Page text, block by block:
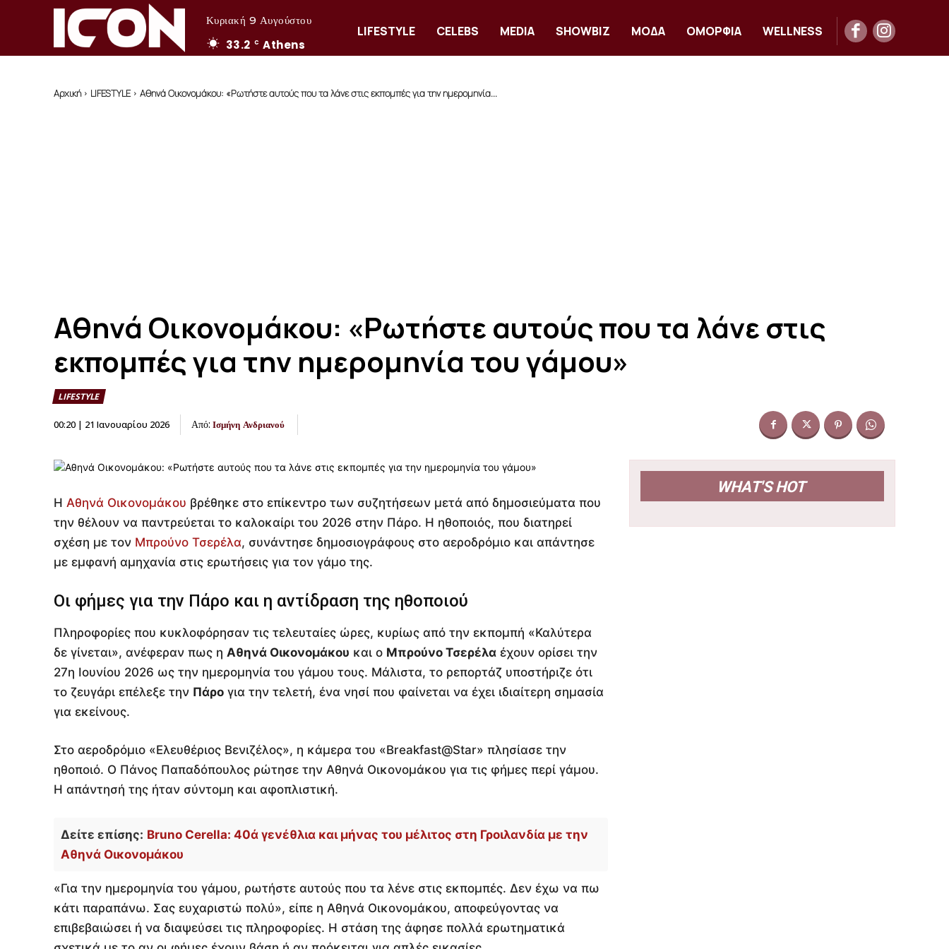
Κυριακή 9 Αυγούστου
33.2 C Athens
LIFESTYLE CELEBS MEDIA SHOWBIZ ΜΟΔΑ ΟΜΟΡΦΙΑ WELLNESS
Αρχική LIFESTYLE Αθηνά Οικονομάκου: «Ρωτήστε αυτούς που τα λάνε στις εκπομπές για την ημερομηνία...
Αθηνά Οικονομάκου: «Ρωτήστε αυτούς που τα λάνε στις
εκπομπές για την ημερομηνία του γάμου»
LIFESTYLE
00:20 | 21 Ιανουαρίου 2026 Από: Ισμήνη Ανδριανού
Η Αθηνά Οικονομάκου βρέθηκε στο επίκεντρο των συζητήσεων μετά από δημοσιεύματα που
την θέλουν να παντρεύεται το καλοκαίρι του 2026 στην Πάρο. Η ηθοποιός, που διατηρεί
σχέση με τον Μπρούνο Τσερέλα, συνάντησε δημοσιογράφους στο αεροδρόμιο και απάντησε
με εμφανή αμηχανία στις ερωτήσεις για τον γάμο της.
Οι φήμες για την Πάρο και η αντίδραση της ηθοποιού
Πληροφορίες που κυκλοφόρησαν τις τελευταίες ώρες, κυρίως από την εκπομπή «Καλύτερα
δε γίνεται», ανέφεραν πως η Αθηνά Οικονομάκου και ο Μπρούνο Τσερέλα έχουν ορίσει την
27η Ιουνίου 2026 ως την ημερομηνία του γάμου τους. Μάλιστα, το ρεπορτάζ υποστήριζε ότι
το ζευγάρι επέλεξε την Πάρο για την τελετή, ένα νησί που φαίνεται να έχει ιδιαίτερη σημασία
για εκείνους.
Στο αεροδρόμιο «Ελευθέριος Βενιζέλος», η κάμερα του «Breakfast@Star» πλησίασε την
ηθοποιό. Ο Πάνος Παπαδόπουλος ρώτησε την Αθηνά Οικονομάκου για τις φήμες περί γάμου.
Η απάντησή της ήταν σύντομη και αφοπλιστική.
Δείτε επίσης: Bruno Cerella: 40ά γενέθλια και μήνας του μέλιτος στη Γροιλανδία με την
Αθηνά Οικονομάκου
«Για την ημερομηνία του γάμου, ρωτήστε αυτούς που τα λένε στις εκπομπές. Δεν έχω να πω
κάτι παραπάνω. Σας ευχαριστώ πολύ», είπε η Αθηνά Οικονομάκου, αποφεύγοντας να
επιβεβαιώσει ή να διαψεύσει τις πληροφορίες. Η στάση της άφησε πολλά ερωτηματικά
WHAT'S HOT